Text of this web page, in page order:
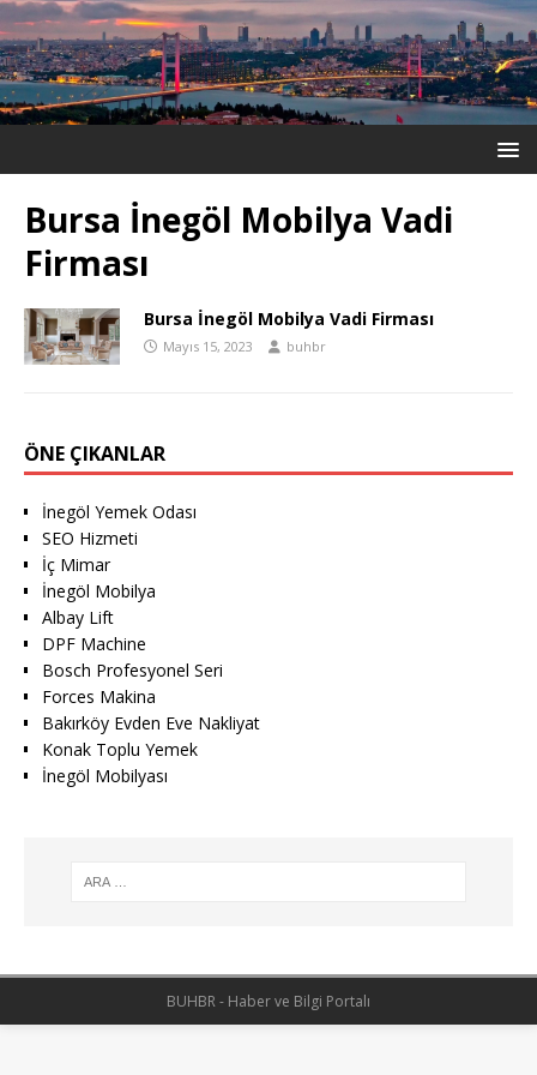
Bursa İnegöl Mobilya Vadi
Firması
Bursa İnegöl Mobilya Vadi Firması
Mayıs 15, 2023 buhbr
ÖNE ÇIKANLAR
İnegöl Yemek Odası
SEO Hizmeti
İç Mimar
İnegöl Mobilya
Albay Lift
DPF Machine
Bosch Profesyonel Seri
Forces Makina
Bakırköy Evden Eve Nakliyat
Konak Toplu Yemek
İnegöl Mobilyası
BUHBR - Haber ve Bilgi Portalı